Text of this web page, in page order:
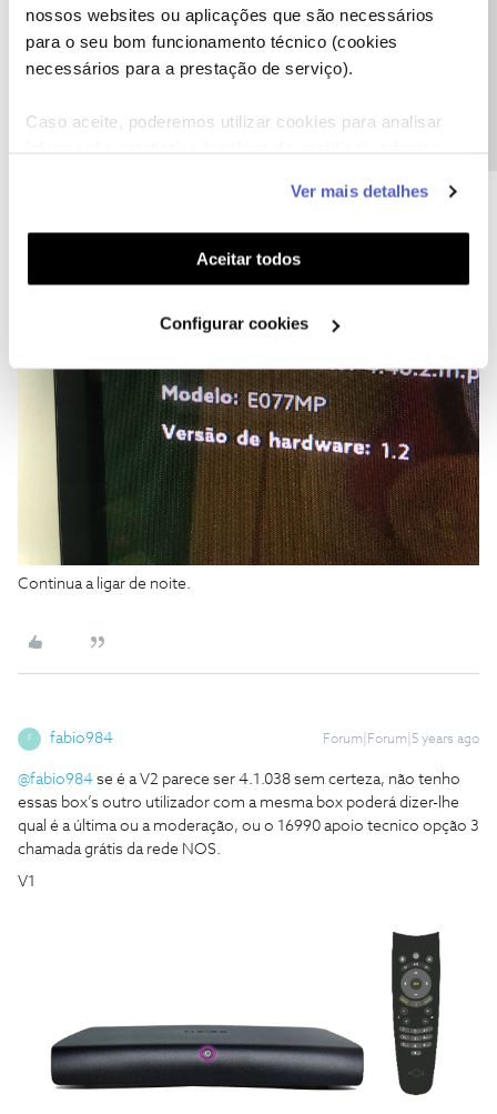
nossos websites ou aplicações que são necessários
para o seu bom funcionamento técnico (cookies
necessários para a prestação de serviço).
Caso aceite, poderemos utilizar cookies para analisar
funcionalidades (cookies de personalização e
funcionalidade) e adaptar anúncios aos seus interesses
(cookies de publicidade personalizada). Pode gerir a
utilização dos cookies clicando em "Configurar
Ver mais detalhes
Aceitar todos
Configurar cookies
Continua a ligar de noite.
F fabio984 Forum|Forum|5 years ago
@fabio984 se é a V2 parece ser 4.1.038 sem certeza, não tenho
essas box’s outro utilizador com a mesma box poderá dizer-lhe
qual é a última ou a moderação, ou o 16990 apoio tecnico opção 3
chamada grátis da rede NOS.
V1